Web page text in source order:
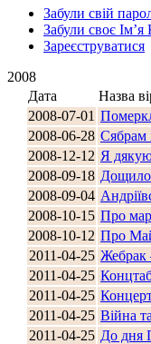
Стамбул 2010
Забули свій
Забули своє Ім’я
Зареєструватися
2008
Дата
Назва
2008-07-01
2008-06-28 Сябрам
2008-12-12 Я
2008-09-18 Дощило
2008-09-04
2008-10-15 Про
2008-10-12 Про
2011-04-25 Жебрак
2011-04-25
2011-04-25
2011-04-25 Війна
2011-04-25 До дня